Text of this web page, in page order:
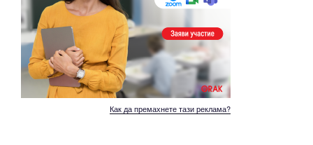
Как да премахнете тази реклама?